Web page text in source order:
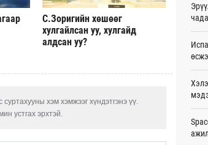
С.Зоригийн хөшөөг
хулгайлсан уу, хулгайд
алдсан уу?
хэм хэмжээг хүндэтгэнэ үү.
устгах эрхтэй.